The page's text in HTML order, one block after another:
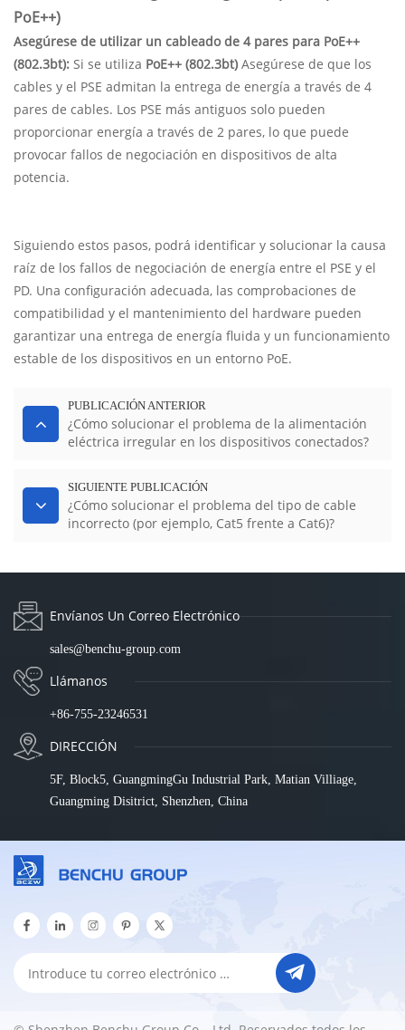
PoE++)
Asegúrese de utilizar un cableado de 4 pares para PoE++
(802.3bt): Si se utiliza PoE++ (802.3bt) Asegúrese de que los
cables y el PSE admitan la entrega de energía a través de 4
pares de cables. Los PSE más antiguos solo pueden
proporcionar energía a través de 2 pares, lo que puede
provocar fallos de negociación en dispositivos de alta
potencia.
Siguiendo estos pasos, podrá identificar y solucionar la causa
raíz de los fallos de negociación de energía entre el PSE y el
PD. Una configuración adecuada, las comprobaciones de
compatibilidad y el mantenimiento del hardware pueden
garantizar una entrega de energía fluida y un funcionamiento
estable de los dispositivos en un entorno PoE.
PUBLICACIÓN ANTERIOR
¿Cómo solucionar el problema de la alimentación
eléctrica irregular en los dispositivos conectados?
SIGUIENTE PUBLICACIÓN
¿Cómo solucionar el problema del tipo de cable
incorrecto (por ejemplo, Cat5 frente a Cat6)?
Envíanos Un Correo Electrónico
sales@benchu-group.com
Llámanos
+86-755-23246531
DIRECCIÓN
5F, Block5, GuangmingGu Industrial Park, Matian Villiage,
Guangming Disitrict, Shenzhen, China